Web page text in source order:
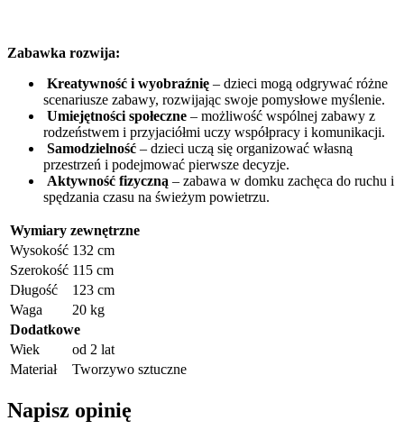
Zabawka rozwija:
Kreatywność i wyobraźnię – dzieci mogą odgrywać różne
scenariusze zabawy, rozwijając swoje pomysłowe myślenie.
Umiejętności społeczne – możliwość wspólnej zabawy z
rodzeństwem i przyjaciółmi uczy współpracy i komunikacji.
Samodzielność – dzieci uczą się organizować własną
przestrzeń i podejmować pierwsze decyzje.
Aktywność fizyczną – zabawa w domku zachęca do ruchu i
spędzania czasu na świeżym powietrzu.
Wymiary zewnętrzne
Wysokość 132 cm
Szerokość 115 cm
Długość
123 cm
Waga
20 kg
Dodatkowe
Wiek
od 2 lat
Materiał
Tworzywo sztuczne
Napisz opinię